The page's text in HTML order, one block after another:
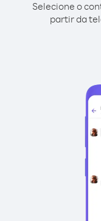
Selecione o
partir da